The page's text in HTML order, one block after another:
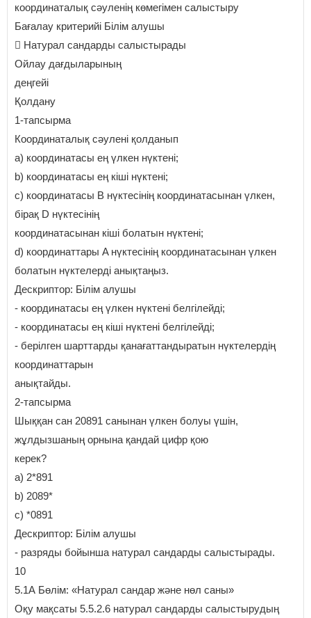
координаталық сәуленің көмегімен салыстыру
Бағалау критерийі Білім алушы
 Натурал сандарды салыстырады
Ойлау дағдыларының
деңгейі
Қолдану
1-тапсырма
Координаталық сәулені қолданып
a) координатасы ең үлкен нүктені;
b) координатасы ең кіші нүктені;
c) координатасы В нүктесінің координатасынан үлкен,
бірақ D нүктесінің
координатасынан кіші болатын нүктені;
d) координаттары A нүктесінің координатасынан үлкен
болатын нүктелерді анықтаңыз.
Дескриптор: Білім алушы
- координатасы ең үлкен нүктені белгілейді;
- координатасы ең кіші нүктені белгілейді;
- берілген шарттарды қанағаттандыратын нүктелердің
координаттарын
анықтайды.
2-тапсырма
Шыққан сан 20891 санынан үлкен болуы үшін,
жұлдызшаның орнына қандай цифр қою
керек?
a) 2*891
b) 2089*
c) *0891
Дескриптор: Білім алушы
- разряды бойынша натурал сандарды салыстырады.
10
5.1А Бөлім: «Натурал сандар және нөл саны»
Оқу мақсаты 5.5.2.6 натурал сандарды салыстырудың